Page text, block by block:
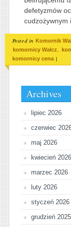
defetyzmów
cudzożywnym
Posted in Komornik
komornicy Wałcz,
komornicy cena |
Archives
lipiec 2026
czerwiec
maj 2026
kwiecień 2026
marzec 2026
luty 2026
styczeń 2026
grudzień 2025